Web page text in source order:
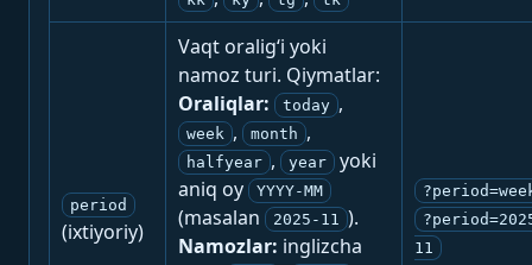
period
(ixtiyoriy)
Vaqt oralig‘i yoki
namoz turi. Qiymatlar:
Oraliqlar:
today ,
week , month ,
halfyear , year
yoki
aniq oy
YYYY-MM
(masalan 2025-11 ).
Namozlar: inglizcha
11